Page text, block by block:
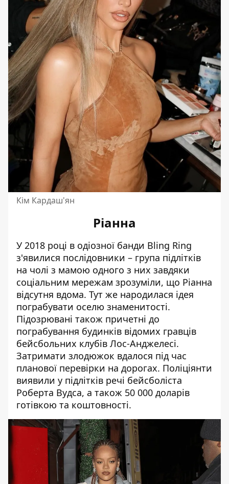
Кім Кардаш'ян
Ріанна
У 2018 році в одіозної банди Bling Ring
з'явилися послідовники – група підлітків
на чолі з мамою одного з них завдяки
соціальним мережам зрозуміли, що Ріанна
відсутня вдома. Тут же народилася ідея
пограбувати оселю знаменитості.
Підозрювані також причетні до
пограбування будинків відомих гравців
бейсбольних клубів Лос-Анджелесі.
Затримати злодюжок вдалося під час
планової перевірки на дорогах. Поліціянти
виявили у підлітків речі бейсболіста
Роберта Вудса, а також 50 000 доларів
готівкою та коштовності.